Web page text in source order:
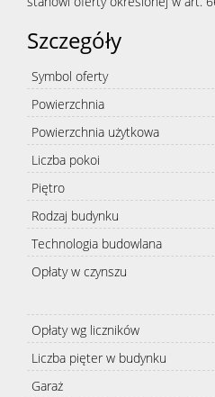
Szczegóły
Symbol oferty
Powierzchnia
Powierzchnia użytkowa
Liczba pokoi
Piętro
Rodzaj budynku
Technologia budowlana
Opłaty w czynszu
Opłaty wg liczników
Liczba pięter w budynku
Garaż